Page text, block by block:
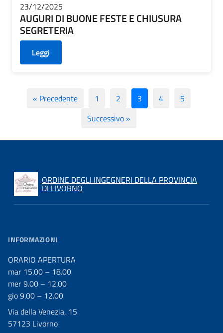
23/12/2025
AUGURI DI BUONE FESTE E CHIUSURA
SEGRETERIA
Leggi
« Precedente 1 2 3 4
5
Successivo »
ORDINE DEGLI INGEGNERI DELLA PROVINCIA
DI LIVORNO
INFORMAZIONI
ORARIO APERTURA
mar 15.00 – 18.00
mer 9.00 – 12.00
gio 9.00 – 12.00
Via della Venezia, 15
57123 Livorno